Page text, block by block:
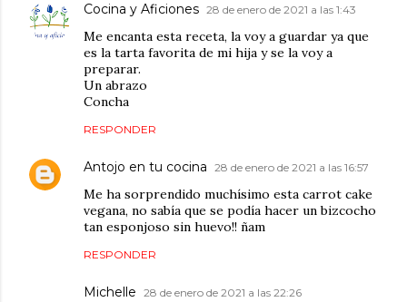
Cocina y Aficiones 28 de enero de 2021 a las 1:43
Me encanta esta receta, la voy a guardar ya que
es la tarta favorita de mi hija y se la voy a
preparar.
Un abrazo
Concha
RESPONDER
Antojo en tu cocina 28 de enero de 2021 a las 16:57
Me ha sorprendido muchísimo esta carrot cake
vegana, no sabía que se podía hacer un bizcocho
tan esponjoso sin huevo!! ñam
RESPONDER
Michelle 28 de enero de 2021 a las 22:26